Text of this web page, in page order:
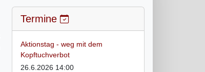
Termine
Aktionstag - weg mit dem
Kopftuchverbot
26.6.2026 14:00